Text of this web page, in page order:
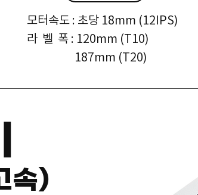
모터속도 : 초당 18mm (12IPS)
라 벨 폭 : 120mm (T10)
187mm (T20)
속)